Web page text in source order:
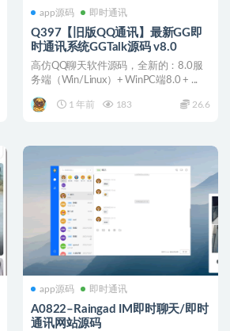
app源码 即时通讯
Q397【旧版QQ通讯】最新GG即
时通讯系统GGTalk源码 v8.0
高仿QQ聊天软件源码，全新的：8.0服
务端（Win/Linux）+ WinPC端8.0 + ...
1 年前 183 26.6
app源码 即时通讯
A0822–Raingad IM即时聊天/即时
通讯网站源码